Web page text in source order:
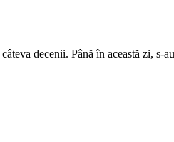
decenii. Până în această zi,